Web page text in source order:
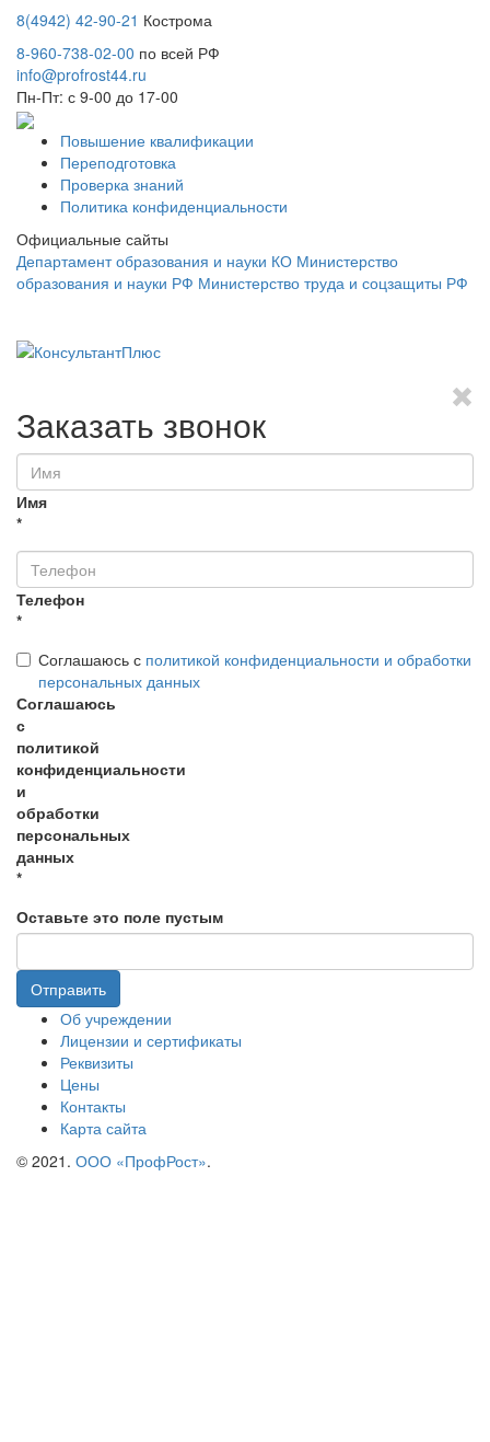
8(4942) 42-90-21 Кострома
8-960-738-02-00 по всей РФ
info@profrost44.ru
Пн-Пт: с 9-00 до 17-00
Повышение квалификации
Переподготовка
Проверка знаний
Политика конфиденциальности
Официальные сайты
Департамент образования и науки КО Министерство
образования и науки РФ Министерство труда и соцзащиты РФ
Заказать звонок
Имя
*
Телефон
*
Соглашаюсь с политикой конфиденциальности и обработки
персональных данных
Соглашаюсь
с
политикой
конфиденциальности
и
обработки
персональных
данных
*
Оставьте это поле пустым
Отправить
Об учреждении
Лицензии и сертификаты
Реквизиты
Цены
Контакты
Карта сайта
© 2021. ООО «ПрофРост».